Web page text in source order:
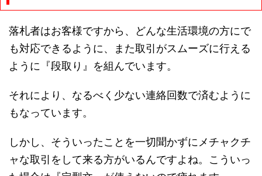
落札者はお客様ですから、どんな生活環境の方にで
も対応できるように、また取引がスムーズに行える
ように『段取り』を組んでいます。
それにより、なるべく少ない連絡回数で済むように
もなっています。
しかし、そういったことを一切聞かずにメチャクチ
ャな取引をして来る方がいるんですよね。こういっ